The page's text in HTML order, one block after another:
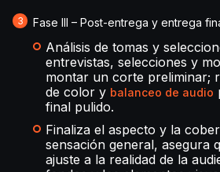
Fase III – Post-entrega y entrega
Análisis de tomas y
entrevistas, selecciones y
montar un corte preliminar;
de color y balanceo de audio
final pulido.
Finaliza el aspecto y la
sensación general, asegura
ajuste a la realidad de la